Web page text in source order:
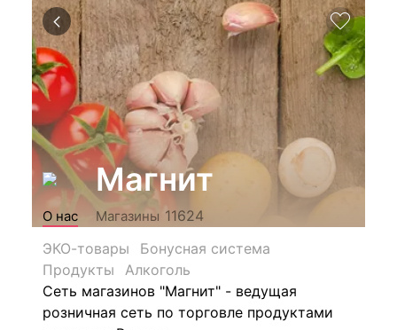
Магнит
О нас Магазины 11624
ЭКО-товары
Бонусная система
Продукты
Алкоголь
Сеть магазинов "Магнит" - ведущая
розничная сеть по торговле продуктами